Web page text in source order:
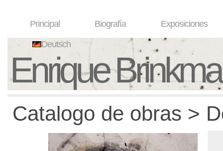
Principal Biografía Exposiciones
Deutsch
Enrique
Catalogo de obras >